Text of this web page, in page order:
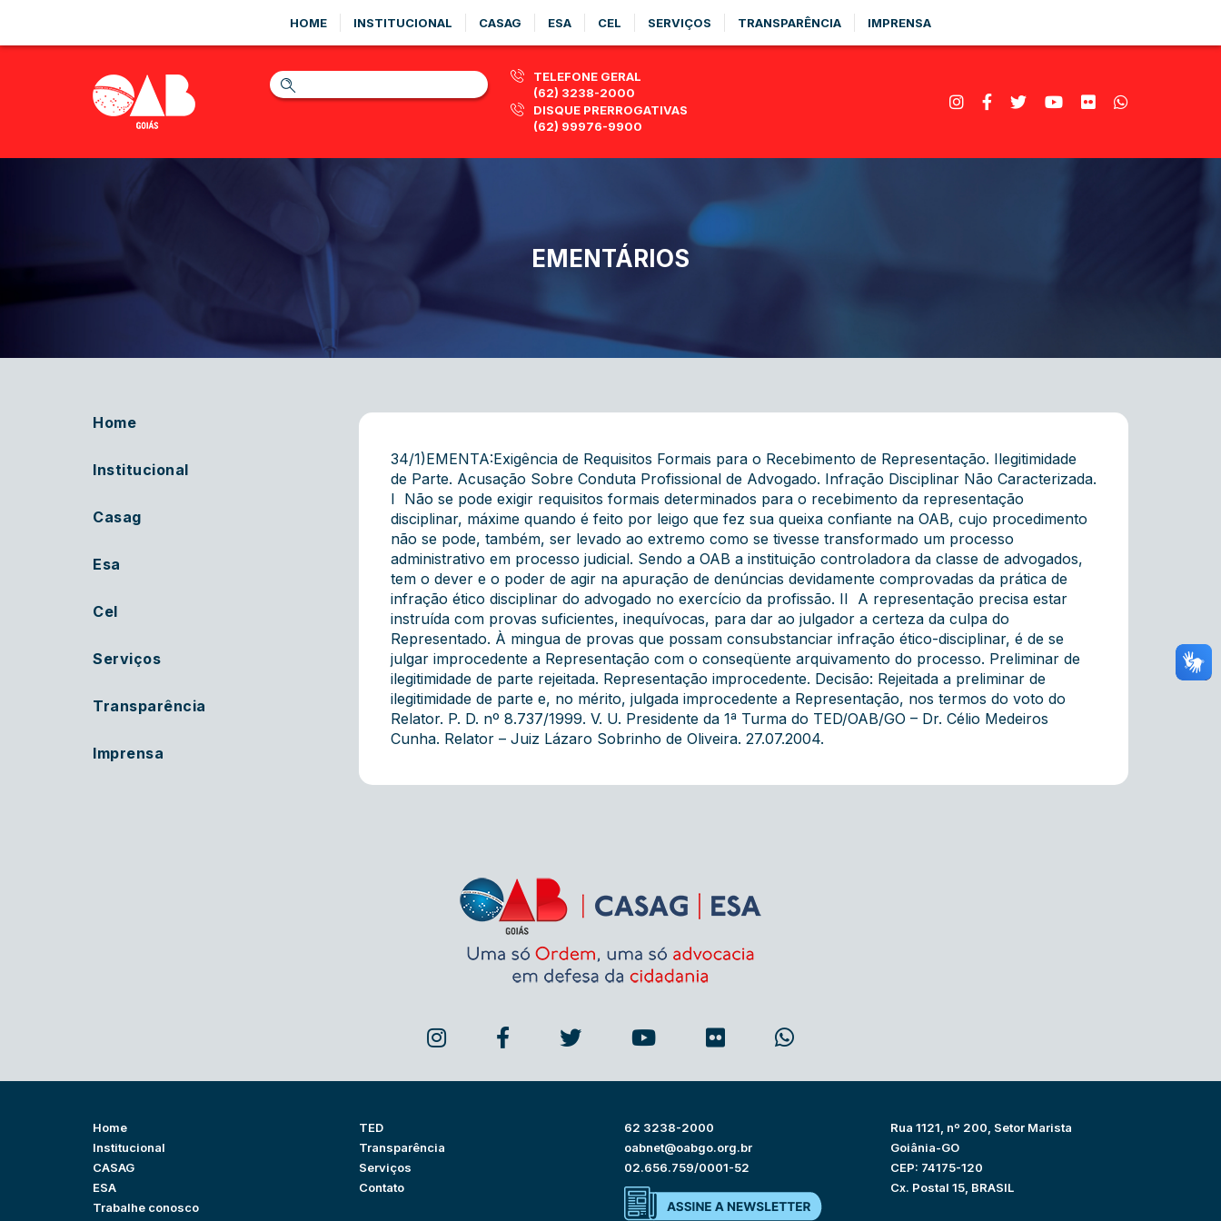
HOME INSTITUCIONAL CASAG ESA CEL SERVIÇOS TRANSPARÊNCIA IMPRENSA
TELEFONE GERAL
(62) 3238-2000
DISQUE PRERROGATIVAS
(62) 99976-9900
EMENTÁRIOS
Home
Institucional
Casag
Esa
Cel
Serviços
Transparência
Imprensa
34/1)EMENTA:Exigência de Requisitos Formais para o Recebimento de Representação. Ilegitimidade
de Parte. Acusação Sobre Conduta Profissional de Advogado. Infração Disciplinar Não Caracterizada.
I  Não se pode exigir requisitos formais determinados para o recebimento da representação
disciplinar, máxime quando é feito por leigo que fez sua queixa confiante na OAB, cujo procedimento
não se pode, também, ser levado ao extremo como se tivesse transformado um processo
administrativo em processo judicial. Sendo a OAB a instituição controladora da classe de advogados,
tem o dever e o poder de agir na apuração de denúncias devidamente comprovadas da prática de
infração ético disciplinar do advogado no exercício da profissão. II  A representação precisa estar
instruída com provas suficientes, inequívocas, para dar ao julgador a certeza da culpa do
Representado. À mingua de provas que possam consubstanciar infração ético-disciplinar, é de se
julgar improcedente a Representação com o conseqüente arquivamento do processo. Preliminar de
ilegitimidade de parte rejeitada. Representação improcedente. Decisão: Rejeitada a preliminar de
ilegitimidade de parte e, no mérito, julgada improcedente a Representação, nos termos do voto do
Relator. P. D. nº 8.737/1999. V. U. Presidente da 1ª Turma do TED/OAB/GO – Dr. Célio Medeiros
Cunha. Relator – Juiz Lázaro Sobrinho de Oliveira. 27.07.2004.
Home
Institucional
CASAG
ESA
Trabalhe conosco
TED
Transparência
Serviços
Contato
62 3238-2000
oabnet@oabgo.org.br
02.656.759/0001-52
Rua 1121, nº 200, Setor Marista
Goiânia-GO
CEP: 74175-120
Cx. Postal 15, BRASIL